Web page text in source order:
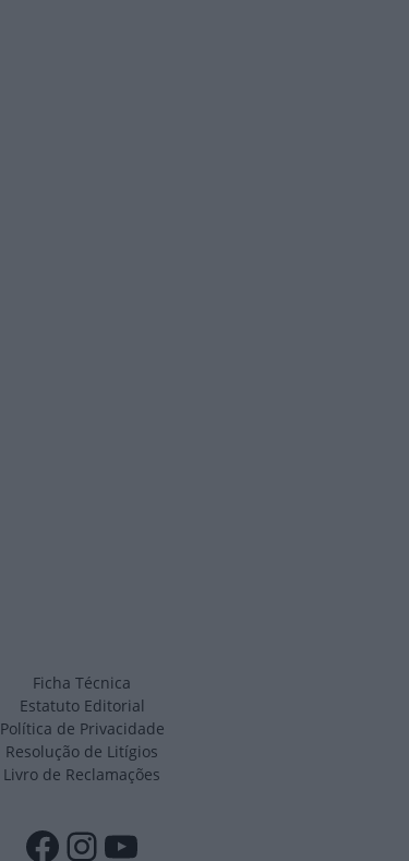
Ficha Técnica
Estatuto Editorial
Política de Privacidade
Resolução de Litígios
Livro de Reclamações
Facebook
Instagram
YouTube